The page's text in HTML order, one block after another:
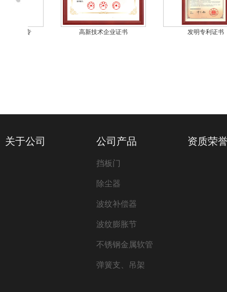
闸板门专 高新技术企业证书 发明专利证书
关于公司 公司产品
挡板门
除尘器
波纹补偿器
波纹膨胀节
不锈钢金属软管
弹簧支、吊架
资质荣